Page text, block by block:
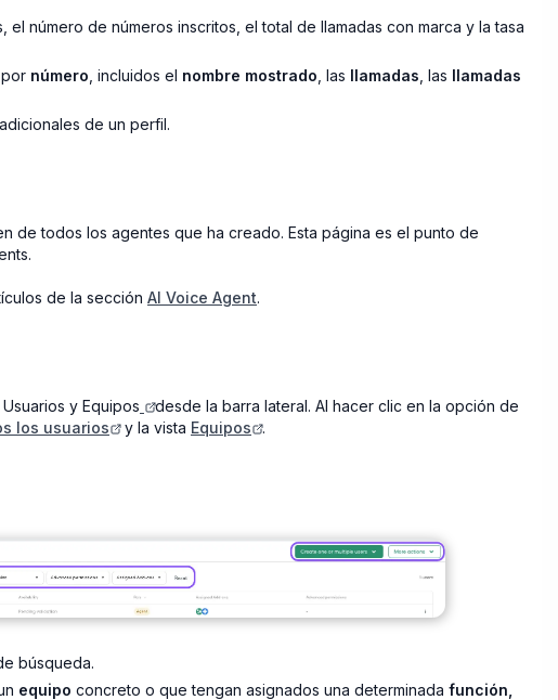
el número de números inscritos, el total de llamadas con marca y la tasa
número , incluidos el nombre mostrado , las llamadas , las llamadas
de un perfil.
de todos los agentes que ha creado. Esta página es el punto de
de la sección AI Voice Agent.
y Equipos
desde la barra lateral. Al hacer clic en la opción de
los usuarios y la vista Equipos .
búsqueda.
equipo concreto o que tengan asignados una determinada función,